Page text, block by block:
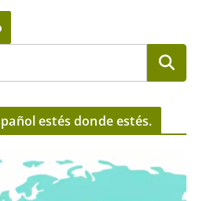
estés donde estés.